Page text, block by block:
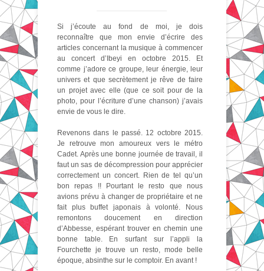
Si j’écoute au fond de moi, je dois
reconnaître que mon envie d’écrire des
articles concernant la musique à commencer
au concert d’Ibeyi en octobre 2015. Et
comme j’adore ce groupe, leur énergie, leur
univers et que secrètement je rêve de faire
un projet avec elle (que ce soit pour de la
photo, pour l’écriture d’une chanson) j’avais
envie de vous le dire.
Revenons dans le passé. 12 octobre 2015.
Je retrouve mon amoureux vers le métro
Cadet. Après une bonne journée de travail, il
faut un sas de décompression pour apprécier
correctement un concert. Rien de tel qu’un
bon repas !! Pourtant le resto que nous
avions prévu à changer de propriétaire et ne
fait plus buffet japonais à volonté. Nous
remontons doucement en direction
d’Abbesse, espérant trouver en chemin une
bonne table. En surfant sur l’appli la
Fourchette je trouve un resto, mode belle
époque, absinthe sur le comptoir. En avant !